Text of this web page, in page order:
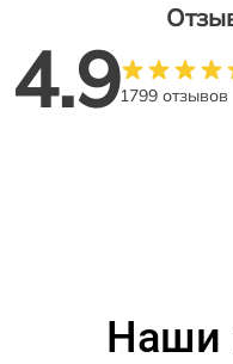
4.91799 отзывов
Наши